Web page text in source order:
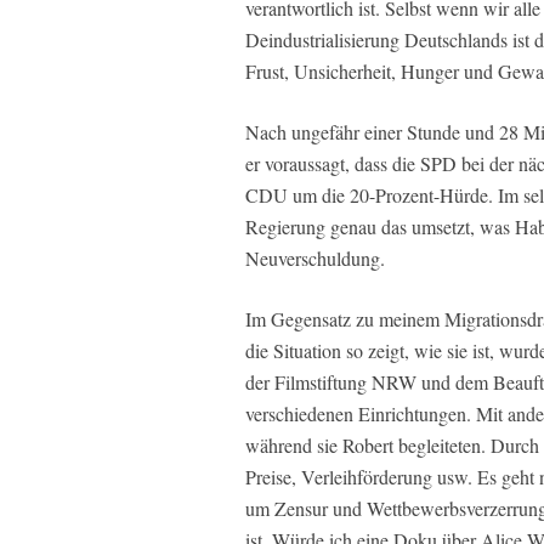
verantwortlich ist. Selbst wenn wir
Deindustrialisierung Deutschlands ist
Frust, Unsicherheit, Hunger und
Nach ungefähr einer Stunde und 28
er voraussagt, dass die SPD bei der
CDU um die 20-Prozent-Hürde. Im
Regierung genau das umsetzt, was
Neuverschuldung.
Im Gegensatz zu meinem
die Situation so zeigt, wie sie ist,
der Filmstiftung NRW und dem
verschiedenen Einrichtungen. Mit
während sie Robert begleiteten.
Preise, Verleihförderung usw. Es geht
um Zensur und